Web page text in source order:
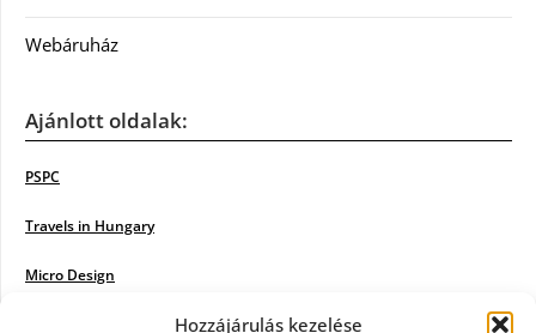
Hozzájárulás kezelése
Webáruház
Ajánlott oldalak:
PSPC
Travels in Hungary
Micro Design